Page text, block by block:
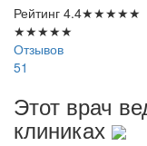
Рейтинг 4.4★★★★★
★★★★★
Отзывов
51
Этот врач
клиниках